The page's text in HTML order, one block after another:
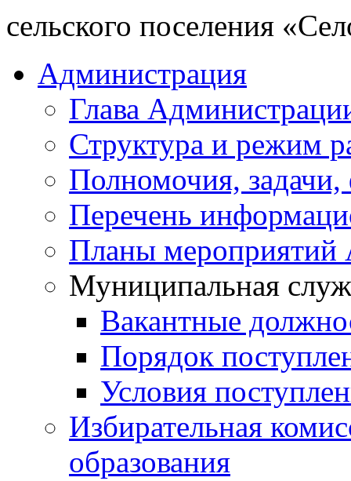
cельского поселения
Администрация
Глава
Структура и режим
Полномочия,
Перечень
Планы мероприятий
Муниципальная
Вакантные
Порядок
Условия
Избирательная
образования